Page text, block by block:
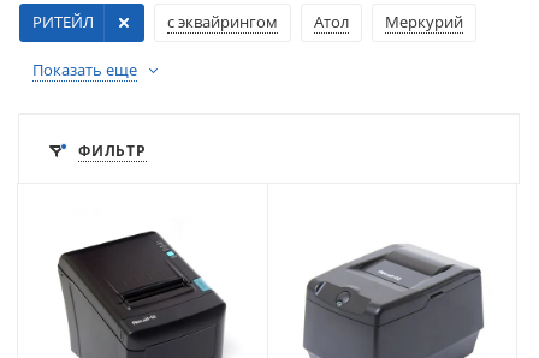
с эквайрингом Атол Меркурий
РИТЕЙЛ
Показать еще
ФИЛЬТР